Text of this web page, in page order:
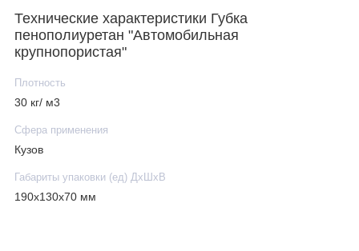
Технические характеристики Губка
пенополиуретан "Автомобильная
крупнопористая"
Плотность
30 кг/ м3
Сфера применения
Кузов
Габариты упаковки (ед) ДхШхВ
190x130x70 мм